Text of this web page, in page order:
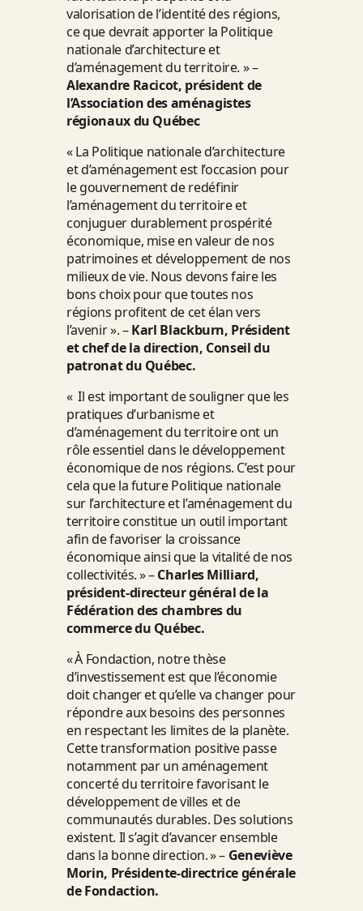
valorisation de l’identité des régions,
ce que devrait apporter la Politique
nationale d’architecture et
d’aménagement du territoire. » –
Alexandre Racicot, président de
l’Association des aménagistes
régionaux du Québec
« La Politique nationale d’architecture
et d’aménagement est l’occasion pour
le gouvernement de redéfinir
l’aménagement du territoire et
conjuguer durablement prospérité
économique, mise en valeur de nos
patrimoines et développement de nos
milieux de vie. Nous devons faire les
bons choix pour que toutes nos
régions profitent de cet élan vers
l’avenir ». –Karl Blackburn, Président
et chef de la direction, Conseil du
patronat du Québec.
« Il est important de souligner que les
pratiques d’urbanisme et
d’aménagement du territoire ont un
rôle essentiel dans le développement
économique de nos régions. C’est pour
cela que la future Politique nationale
sur l’architecture et l’aménagement du
territoire constitue un outil important
afin de favoriser la croissance
économique ainsi que la vitalité de nos
collectivités. » –Charles Milliard,
président-directeur général de la
Fédération des chambres du
commerce du Québec.
« À Fondaction, notre thèse
d’investissement est que l’économie
doit changer et qu’elle va changer pour
répondre aux besoins des personnes
en respectant les limites de la planète.
Cette transformation positive passe
notamment par un aménagement
concerté du territoire favorisant le
développement de villes et de
communautés durables. Des solutions
existent. Il s’agit d’avancer ensemble
dans la bonne direction. » – Geneviève
Morin, Présidente-directrice générale
de Fondaction.